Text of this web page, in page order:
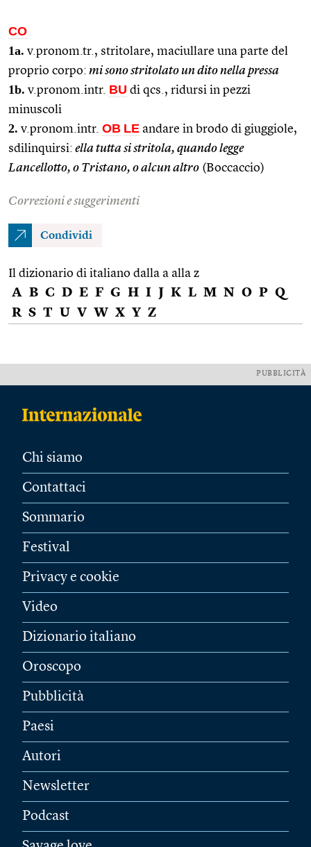
CO
1a. v.pronom.tr., stritolare, maciullare una parte del
proprio corpo: mi sono stritolato un dito nella pressa
1b. v.pronom.intr. BU di qcs., ridursi in pezzi
minuscoli
2. v.pronom.intr. OB LE andare in brodo di giuggiole,
sdilinquirsi: ella tutta si stritola, quando legge
Lancellotto, o Tristano, o alcun altro (Boccaccio)
Correzioni e suggerimenti
Condividi
Il dizionario di italiano dalla a alla z
A B C D E F G H I J K L M N O P Q
R S T U V W X Y Z
PUBBLICITÀ
Chi siamo
Contattaci
Sommario
Festival
Privacy e cookie
Video
Dizionario italiano
Oroscopo
Pubblicità
Paesi
Autori
Newsletter
Podcast